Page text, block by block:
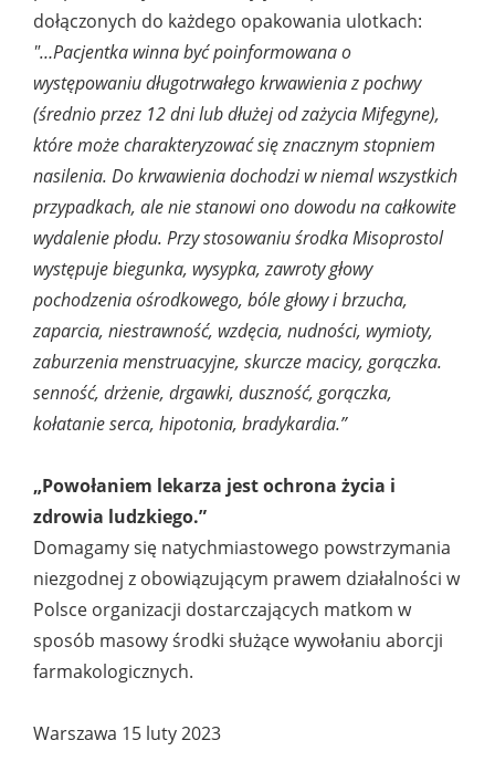
dołączonych do każdego opakowania ulotkach:
"…Pacjentka winna być poinformowana o
występowaniu długotrwałego krwawienia z pochwy
(średnio przez 12 dni lub dłużej od zażycia Mifegyne),
które może charakteryzować się znacznym stopniem
nasilenia. Do krwawienia dochodzi w niemal wszystkich
przypadkach, ale nie stanowi ono dowodu na całkowite
wydalenie płodu. Przy stosowaniu środka Misoprostol
występuje biegunka, wysypka, zawroty głowy
pochodzenia ośrodkowego, bóle głowy i brzucha,
zaparcia, niestrawność, wzdęcia, nudności, wymioty,
zaburzenia menstruacyjne, skurcze macicy, gorączka.
senność, drżenie, drgawki, duszność, gorączka,
kołatanie serca, hipotonia, bradykardia.”
„Powołaniem lekarza jest ochrona życia i
zdrowia ludzkiego.”
Domagamy się natychmiastowego powstrzymania
niezgodnej z obowiązującym prawem działalności w
Polsce organizacji dostarczających matkom w
sposób masowy środki służące wywołaniu aborcji
farmakologicznych.
Warszawa 15 luty 2023